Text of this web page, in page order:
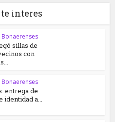
interes
sillas de
con
entrega de
identidad a...